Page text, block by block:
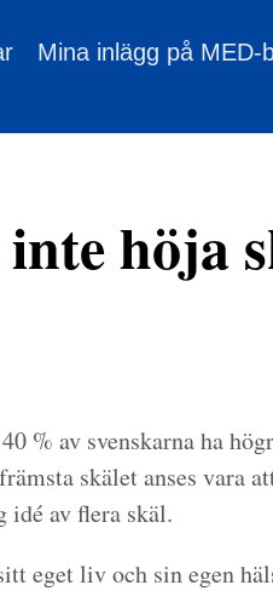
Mina inlägg på MED-
höja
% av svenskarna ha
skälet anses vara
idé av flera skäl.
eget liv och sin egen